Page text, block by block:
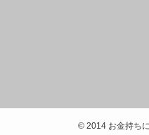
© 2014 お金持ち